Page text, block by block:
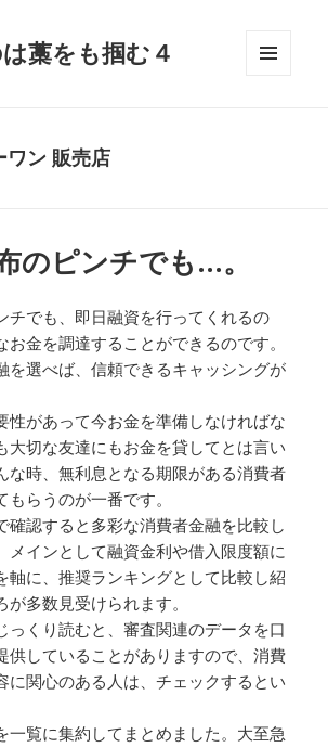
藁をも掴む４
ワン 販売店
のピンチでも…。
チでも、即日融資を行ってくれるの
お金を調達することができるのです。
を選べば、信頼できるキャッシングが
性があって今お金を準備しなければな
大切な友達にもお金を貸してとは言い
な時、無利息となる期限がある消費者
らうのが一番です。
確認すると多彩な消費者金融を比較し
メインとして融資金利や借入限度額に
軸に、推奨ランキングとして比較し紹
多数見受けられます。
っくり読むと、審査関連のデータを口
供していることがありますので、消費
に関心のある人は、チェックするとい
一覧に集約してまとめました。大至急